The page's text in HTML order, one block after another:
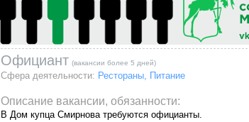
Официант (вакансии более 5 дней)
Сфера деятельности: Рестораны, Питание
Описание вакансии, обязанности:
В Дом купца Смирнова требуются официанты.